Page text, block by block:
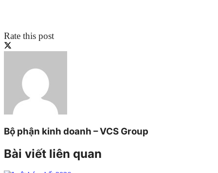
Rate this post
Bộ phận kinh doanh – VCS Group
Bài viết liên quan